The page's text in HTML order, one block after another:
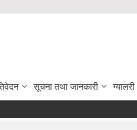
सूचना तथा जानकारी ग्यालरी